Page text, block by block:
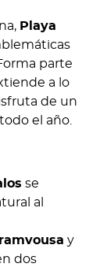
Playa
parte
a lo
de un
el año.
se
al
y
dos